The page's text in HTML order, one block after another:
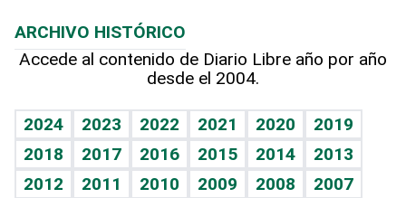
Hablando con el pediatra
Vida y familia
Eñe
Celebrando la vida
BRV
TBT Deportivo
Columnistas
Más firmas
Hecho en casa
Guía del dinero
Cumpleaños
Horóscopos
Juegos
ARCHIVO HISTÓRICO
Accede al contenido de Diario Libre año por año
desde el 2004.
2024 2023 2022 2021 2020
2019
2018
2017 2016 2015 2014
2013
2012
2011 2010 2009 2008
2007